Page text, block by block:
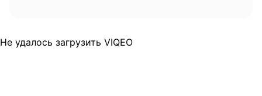
Не удалось загрузить VIQEO